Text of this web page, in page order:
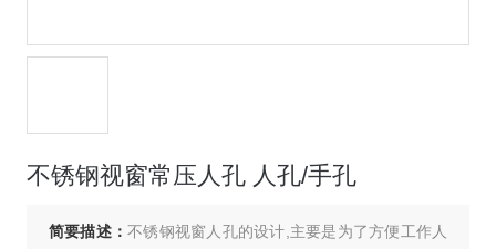
不锈钢视窗常压人孔 人孔/手孔
简要描述：不锈钢视窗人孔的设计,主要是为了方便工作人